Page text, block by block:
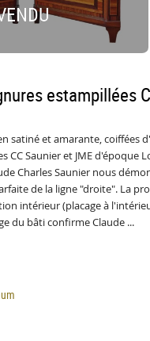
estampillées
satiné et amarante, coiffées
CC Saunier et JME d'époque
Charles Saunier nous
de la ligne "droite". La
intérieur (placage à
du bâti confirme Claude ...